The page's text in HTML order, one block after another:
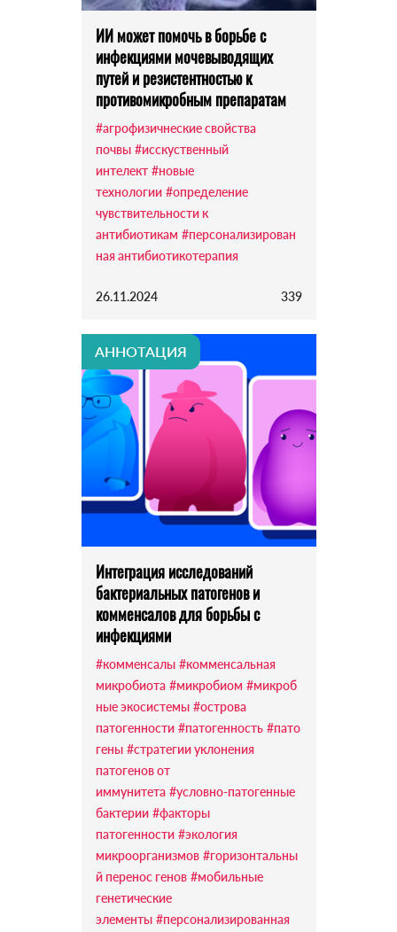
ИИ может помочь в борьбе с
инфекциями мочевыводящих
путей и резистентностью к
противомикробным препаратам
#агрофизичнеские свойства
почвы #исскуственный
интелект #новые
технологии #определение
чувствительности к
антибиотикам #персонализирован
ная антибиотикотерапия
26.11.2024 339
АННОТАЦИЯ
Интеграция исследований
бактериальных патогенов и
комменсалов для борьбы с
инфекциями
#комменсалы #комменсальная
микробиота #микробиом #микроб
ные экосистемы #острова
патогенности #патогенность #пато
гены #стратегии уклонения
патогенов от
иммунитета #условно-патогенные
бактерии #факторы
патогенности #экология
микроорганизмов #горизонтальны
й перенос генов #мобильные
генетические
элементы #персонализированная